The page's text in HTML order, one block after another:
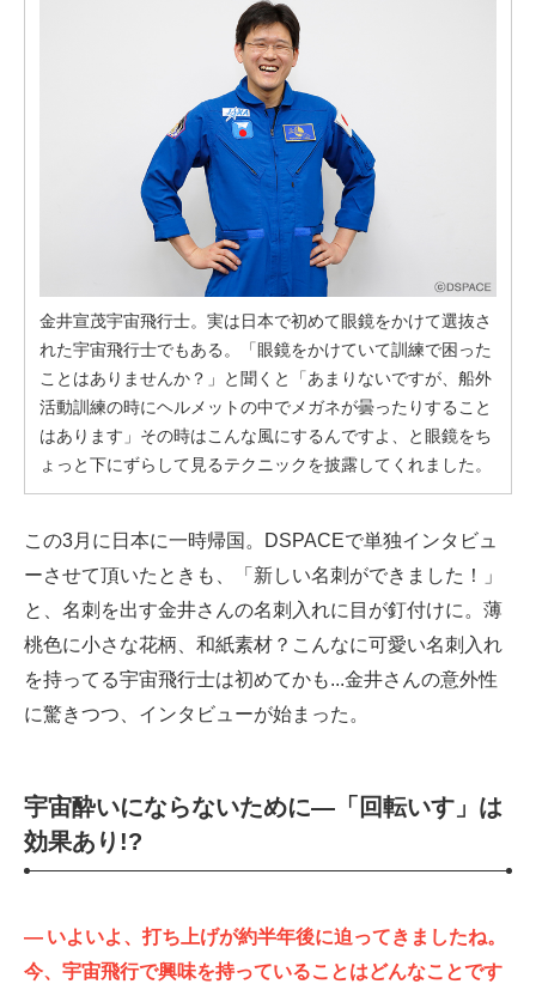
金井宣茂宇宙飛行士。実は日本で初めて眼鏡をかけて選抜さ
れた宇宙飛行士でもある。「眼鏡をかけていて訓練で困った
ことはありませんか？」と聞くと「あまりないですが、船外
活動訓練の時にヘルメットの中でメガネが曇ったりすること
はあります」その時はこんな風にするんですよ、と眼鏡をち
ょっと下にずらして見るテクニックを披露してくれました。
この3月に日本に一時帰国。DSPACEで単独インタビュ
ーさせて頂いたときも、「新しい名刺ができました！」
と、名刺を出す金井さんの名刺入れに目が釘付けに。薄
桃色に小さな花柄、和紙素材？こんなに可愛い名刺入れ
を持ってる宇宙飛行士は初めてかも...金井さんの意外性
に驚きつつ、インタビューが始まった。
宇宙酔いにならないために—「回転いす」は
効果あり!?
— いよいよ、打ち上げが約半年後に迫ってきましたね。
今、宇宙飛行で興味を持っていることはどんなことです